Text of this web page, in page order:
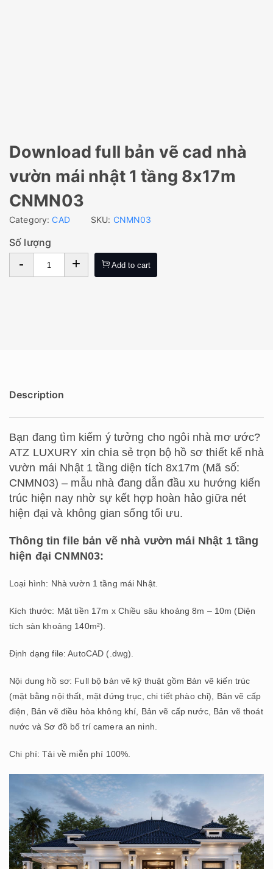
Download full bản vẽ cad nhà
vườn mái nhật 1 tầng 8x17m
CNMN03
Category: CAD SKU: CNMN03
Số lượng
- + Add to cart
Description
Bạn đang tìm kiếm ý tưởng cho ngôi nhà mơ ước?
ATZ LUXURY xin chia sẻ trọn bộ hồ sơ thiết kế nhà
vườn mái Nhật 1 tầng diện tích 8x17m (Mã số:
CNMN03) – mẫu nhà đang dẫn đầu xu hướng kiến
trúc hiện nay nhờ sự kết hợp hoàn hảo giữa nét
hiện đại và không gian sống tối ưu.
Thông tin file bản vẽ nhà vườn mái Nhật 1 tầng
hiện đại CNMN03:
Loại hình: Nhà vườn 1 tầng mái Nhật.
Kích thước: Mặt tiền 17m x Chiều sâu khoảng 8m – 10m (Diện
tích sàn khoảng 140m²).
Định dạng file: AutoCAD (.dwg).
Nội dung hồ sơ: Full bộ bản vẽ kỹ thuật gồm Bản vẽ kiến trúc
(mặt bằng nội thất, mặt đứng trục, chi tiết phào chỉ), Bản vẽ cấp
điện, Bản vẽ điều hòa không khí, Bản vẽ cấp nước, Bản vẽ thoát
nước và Sơ đồ bố trí camera an ninh.
Chi phí: Tải về miễn phí 100%.